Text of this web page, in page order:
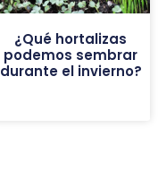
¿Qué hortalizas
podemos sembrar
durante el invierno?